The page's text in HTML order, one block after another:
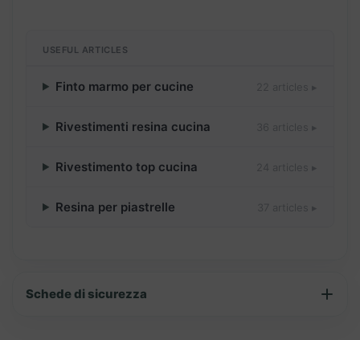
USEFUL ARTICLES
Finto marmo per cucine
Rivestimenti resina cucina
Rivestimento top cucina
Resina per piastrelle
Schede di sicurezza